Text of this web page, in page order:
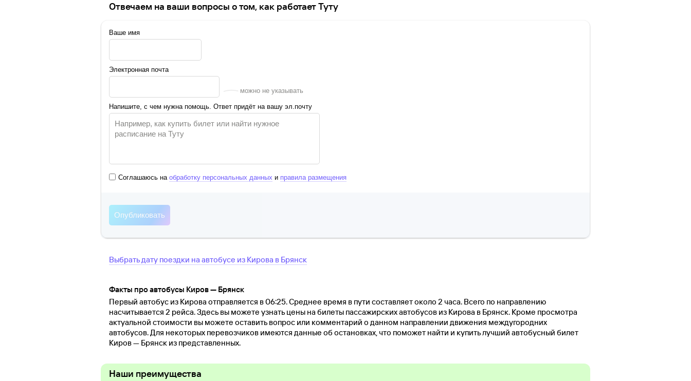
Отвечаем на ваши вопросы о том, как работает Туту
Ваше имя
Электронная почта
можно не указывать
Напишите, с чем нужна помощь. Ответ придёт на вашу эл.почту
Соглашаюсь на обработку персональных данных и правила размещения
Выбрать дату поездки на автобусе из Кирова в Брянск
Факты про автобусы Киров — Брянск
Первый автобус из Кирова отправляется в 06:25. Среднее время в пути составляет около 2 часа. Всего по направлению
насчитывается 2 рейса. Здесь вы можете узнать цены на билеты пассажирских автобусов из Кирова в Брянск. Кроме просмотра
актуальной стоимости вы можете оставить вопрос или комментарий о данном направлении движения междугородних
автобусов. Для некоторых перевозчиков имеются данные об остановках, что поможет найти и купить лучший автобусный билет
Киров — Брянск из представленных.
Наши преимущества